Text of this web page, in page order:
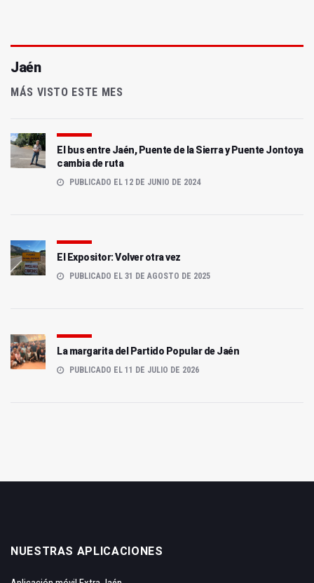
Jaén
MÁS VISTO ESTE MES
El bus entre Jaén, Puente de la Sierra y Puente Jontoya
cambia de ruta
PUBLICADO EL 12 DE JUNIO DE 2024
El Expositor: Volver otra vez
PUBLICADO EL 31 DE AGOSTO DE 2025
La margarita del Partido Popular de Jaén
PUBLICADO EL 11 DE JULIO DE 2026
NUESTRAS APLICACIONES